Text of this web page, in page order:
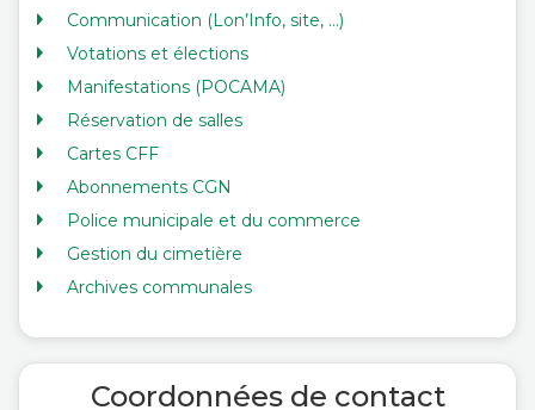
Communication (Lon’Info, site, …)
Votations et élections
Manifestations (POCAMA)
Réservation de salles
Cartes CFF
Abonnements CGN
Police municipale et du commerce
Gestion du cimetière
Archives communales
Coordonnées de contact